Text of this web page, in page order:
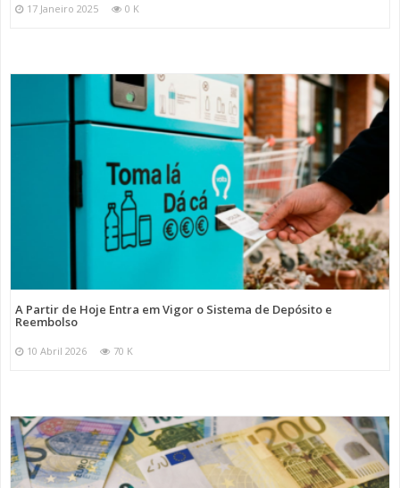
17 Janeiro 2025 0 K
A Partir de Hoje Entra em Vigor o Sistema de Depósito e
Reembolso
10 Abril 2026 70 K